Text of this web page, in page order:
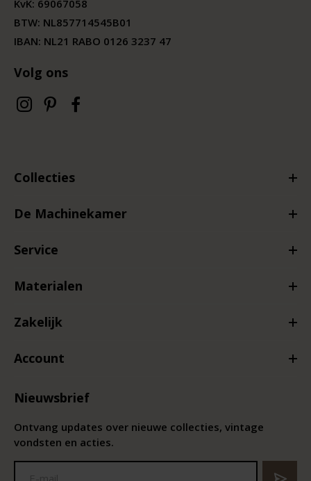
KvK: 69067058
BTW: NL857714545B01
IBAN: NL21 RABO 0126 3237 47
Volg ons
Collecties
De Machinekamer
Service
Materialen
Zakelijk
Account
Nieuwsbrief
Ontvang updates over nieuwe collecties, vintage
vondsten en acties.